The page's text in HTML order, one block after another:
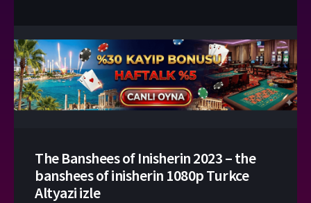
The Banshees of Inisherin 2023 – the
banshees of inisherin 1080p Turkce
Altyazi izle